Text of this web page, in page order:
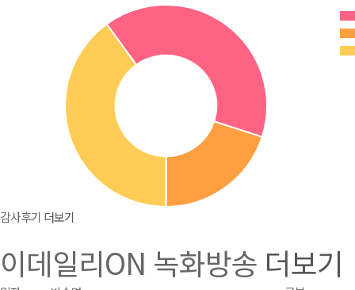
감사후기 더보기
이데일리ON 녹화방송 더보기